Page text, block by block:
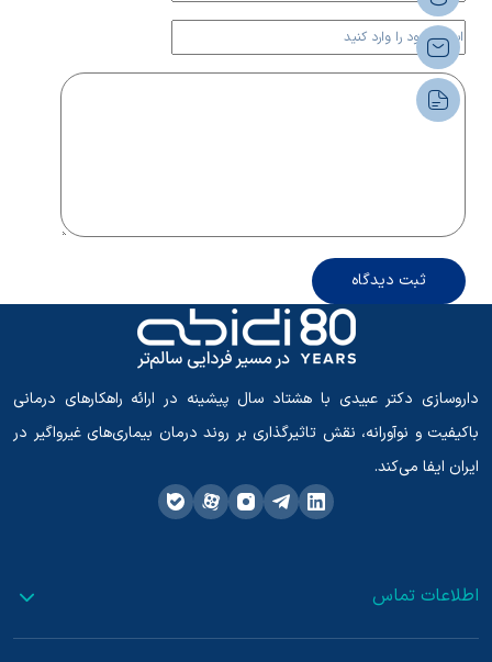
ثبت دیدگاه
داروسازی دکتر عبیدی با هشتاد سال پیشینه در ارائه راهکارهای درمانی
باکیفیت و نوآورانه، نقش تاثیرگذاری بر روند درمان بیماری‌های غیرواگیر در
ایران ایفا می‌کند.
اطلاعات تماس